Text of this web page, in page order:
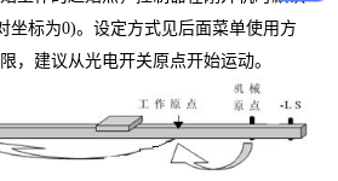
坐标为0)。设定方式见后面菜单使用方
，建议从光电开关原点开始运动。